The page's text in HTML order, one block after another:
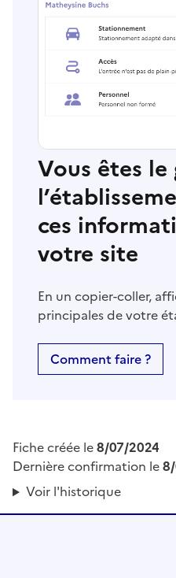
Vous êtes le
ces
votre site
En un copier-coller,
principales de votre
Comment faire ?
Fiche créée le8/07/2024
Dernière confirmation le
Voir l'historique